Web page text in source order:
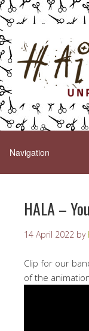
HALA –
14 April 2022 by
Clip for our
of the